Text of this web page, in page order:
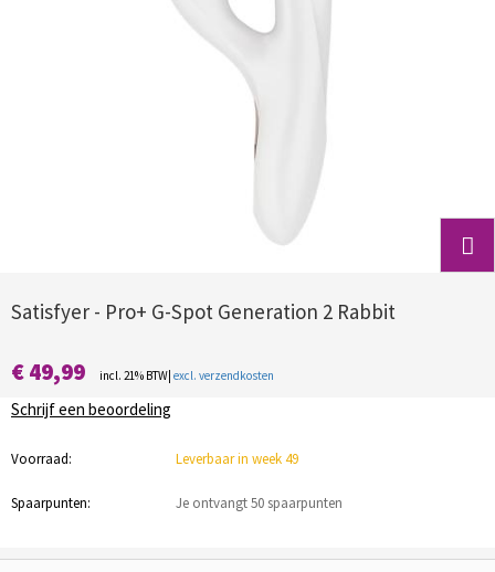
Satisfyer - Pro+ G-Spot Generation 2 Rabbit
€ 49,99 incl. 21% BTW| excl. verzendkosten
Schrijf een beoordeling
Voorraad: Leverbaar in week 49
Spaarpunten: Je ontvangt 50 spaarpunten